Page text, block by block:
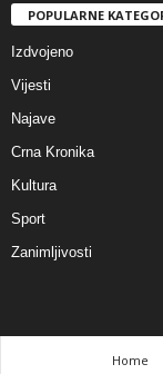
POPULARNE
Izdvojeno
Vijesti
Najave
Crna Kronika
Kultura
Sport
Zanimljivosti
Home